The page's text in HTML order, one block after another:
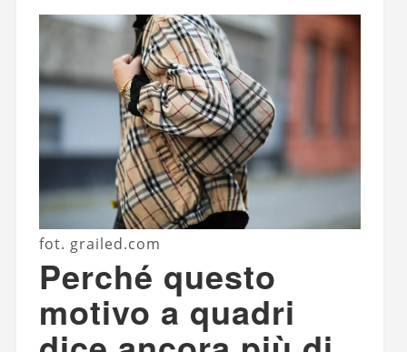
fot. grailed.com
Perché questo
motivo a quadri